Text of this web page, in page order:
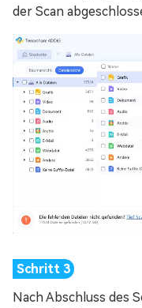
der Scan
Nach Abschluss des